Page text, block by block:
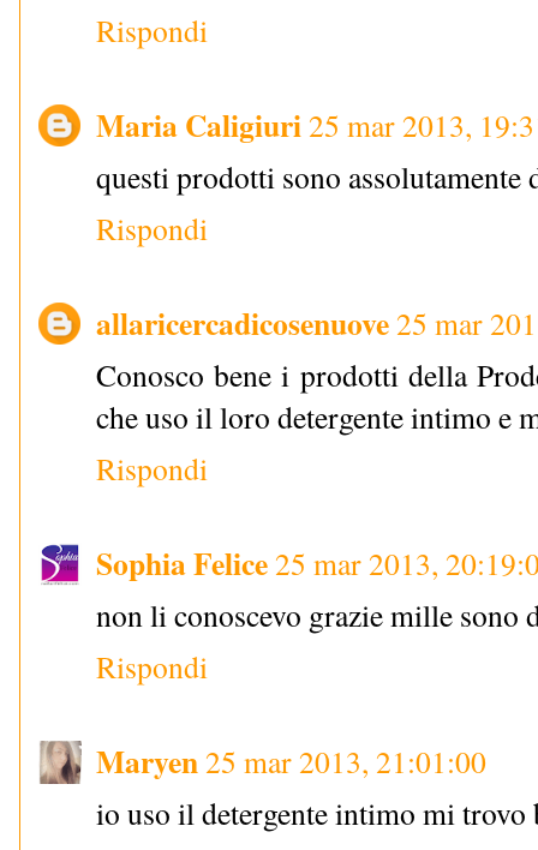
Rispondi
Maria Caligiuri 25 mar 2013,
questi prodotti sono assolutamente
Rispondi
allaricercadicosenuove 25 mar
Conosco bene i prodotti della
che uso il loro detergente intimo e
Rispondi
Sophia Felice 25 mar 2013,
non li conoscevo grazie mille sono
Rispondi
Maryen 25 mar 2013, 21:01:00
io uso il detergente intimo mi trovo